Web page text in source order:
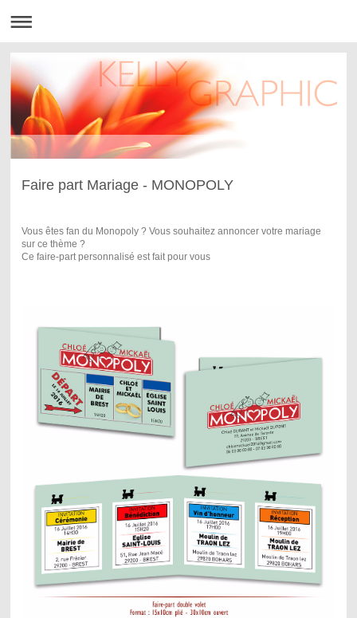
Faire part Mariage - MONOPOLY
Vous êtes fan du Monopoly ? Vous souhaitez annoncer votre mariage
sur ce thème ?
Ce faire-part personnalisé est fait pour vous